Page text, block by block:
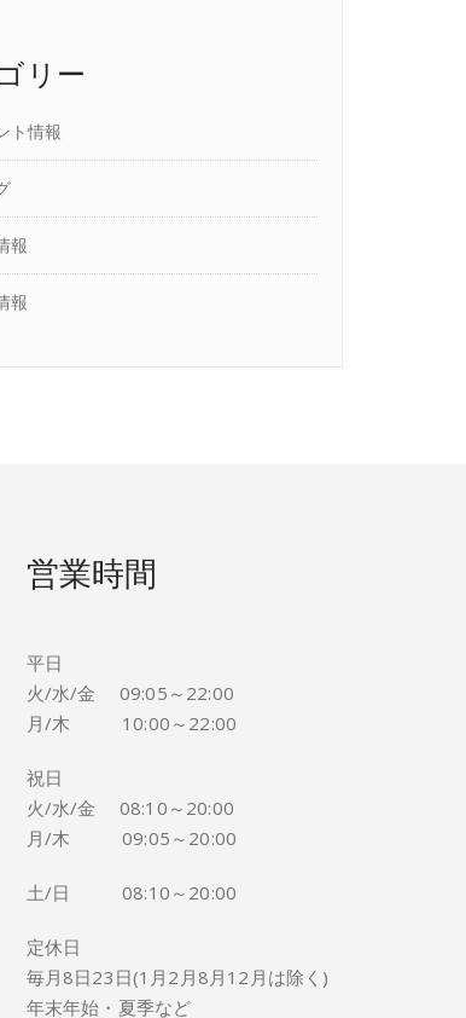
リー
ト情報
報
報
営業時間
平日
火/水/金 09:05～22:00
月/木 10:00～22:00
祝日
火/水/金 08:10～20:00
月/木 09:05～20:00
土/日 08:10～20:00
定休日
毎月8日23日(1月2月8月12月は除く)
年末年始・夏季など